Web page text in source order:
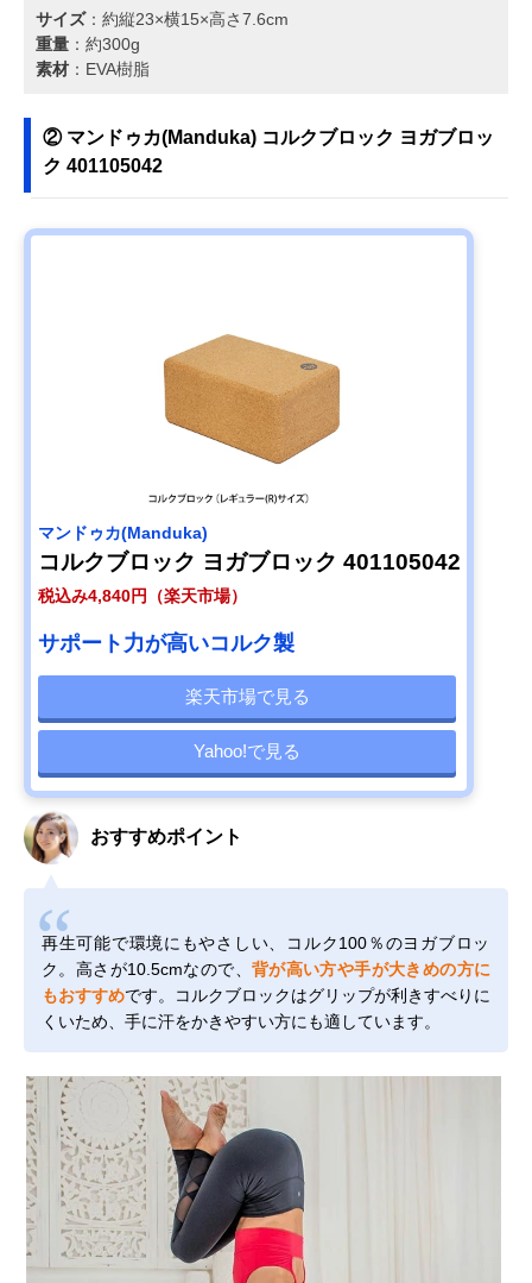
サイズ：約縦23×横15×高さ7.6cm
重量 ：約300g
素材 ：EVA樹脂
② マンドゥカ(Manduka) コルクブロック ヨガブロッ
ク 401105042
マンドゥカ(Manduka)
コルクブロック ヨガブロック 401105042
税込み4,840円（楽天市場）
サポート力が高いコルク製
楽天市場で見る
Yahoo!で見る
おすすめポイント
再生可能で環境にもやさしい、コルク100％のヨガブロッ
ク。高さが10.5cmなので、 背が高い方や手が大きめの方に
もおすすめです。コルクブロックはグリップが利きすべりに
くいため、手に汗をかきやすい方にも適しています。